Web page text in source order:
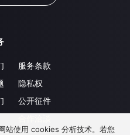
服务条款
隐私权
公开征件
站使用 cookies 分析技术。若您